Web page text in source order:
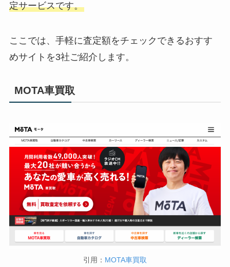
定サービスです。
ここでは、手軽に査定額をチェックできるおすす
めサイトを3社ご紹介します。
MOTA車買取
引用： MOTA車買取